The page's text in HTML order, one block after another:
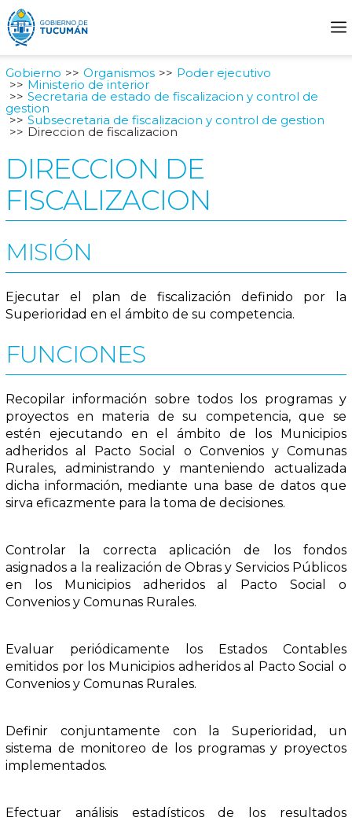
Gobierno Organismos Poder ejecutivo
Ministerio de interior
Secretaria de estado de fiscalizacion y control de
gestion
Subsecretaria de fiscalizacion y control de gestion
Direccion de fiscalizacion
DIRECCION DE
FISCALIZACION
MISIÓN
Ejecutar el plan de fiscalización definido por la
Superioridad en el ámbito de su competencia.
FUNCIONES
Recopilar información sobre todos los programas y
proyectos en materia de su competencia, que se
estén ejecutando en el ámbito de los Municipios
adheridos al Pacto Social o Convenios y Comunas
Rurales, administrando y manteniendo actualizada
dicha información, mediante una base de datos que
sirva eficazmente para la toma de decisiones.
Controlar la correcta aplicación de los fondos
asignados a la realización de Obras y Servicios Públicos
en los Municipios adheridos al Pacto Social o
Convenios y Comunas Rurales.
Evaluar periódicamente los Estados Contables
emitidos por los Municipios adheridos al Pacto Social o
Convenios y Comunas Rurales.
Definir conjuntamente con la Superioridad, un
sistema de monitoreo de los programas y proyectos
implementados.
Efectuar análisis estadísticos de los resultados